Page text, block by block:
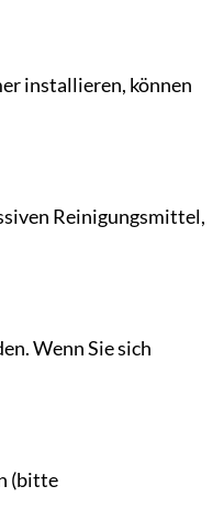
installieren, können
Reinigungsmittel,
Wenn Sie sich
(bitte